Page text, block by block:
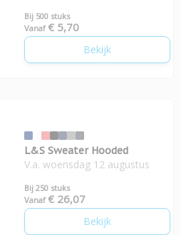
Bij 500 stuks
Vanaf € 5,70
Bekijk
L&S Sweater Hooded
V.a. woensdag 12 augustus
Bij 250 stuks
Vanaf € 26,07
Bekijk